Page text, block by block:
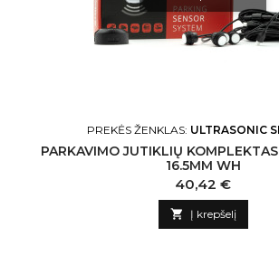
PREKĖS ŽENKLAS: ULTRASONIC
PARKAVIMO JUTIKLIŲ
16.5MM WH
Kaina
40,42 €
 Į krepšelį